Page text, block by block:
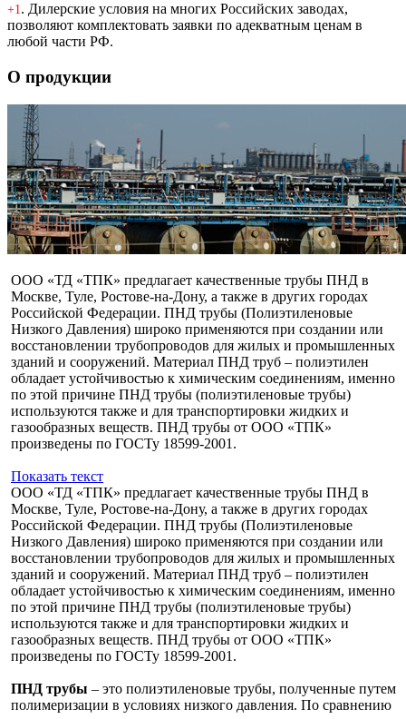
+1. Дилерские условия на многих Российских заводах,
позволяют комплектовать заявки по адекватным ценам в
любой части РФ.
О продукции
ООО «ТД «ТПК» предлагает качественные трубы ПНД в
Москве, Туле, Ростове-на-Дону, а также в других городах
Российской Федерации. ПНД трубы (Полиэтиленовые
Низкого Давления) широко применяются при создании или
восстановлении трубопроводов для жилых и промышленных
зданий и сооружений. Материал ПНД труб – полиэтилен
обладает устойчивостью к химическим соединениям, именно
по этой причине ПНД трубы (полиэтиленовые трубы)
используются также и для транспортировки жидких и
газообразных веществ. ПНД трубы от ООО «ТПК»
произведены по ГОСТу 18599-2001.
Показать текст
ООО «ТД «ТПК» предлагает качественные трубы ПНД в
Москве, Туле, Ростове-на-Дону, а также в других городах
Российской Федерации. ПНД трубы (Полиэтиленовые
Низкого Давления) широко применяются при создании или
восстановлении трубопроводов для жилых и промышленных
зданий и сооружений. Материал ПНД труб – полиэтилен
обладает устойчивостью к химическим соединениям, именно
по этой причине ПНД трубы (полиэтиленовые трубы)
используются также и для транспортировки жидких и
газообразных веществ. ПНД трубы от ООО «ТПК»
произведены по ГОСТу 18599-2001.
ПНД трубы – это полиэтиленовые трубы, полученные путем
полимеризации в условиях низкого давления. По сравнению